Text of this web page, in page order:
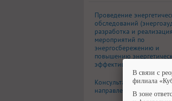
Проведение
обследований
разработка и реализация
мероприятий по
энергосбережению и
повышению
эффективности
Консультационные
направлениям
В связи с
филиала
В зоне